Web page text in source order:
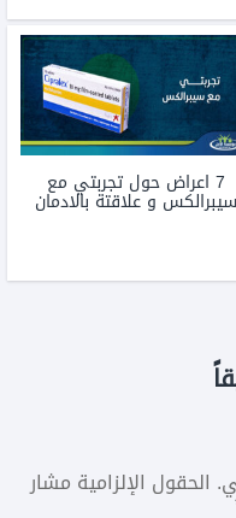
7 اعراض حول تجربتي مع
سيبرالكس و علاقتة بالادمان
الحقول الإلزامية مشار